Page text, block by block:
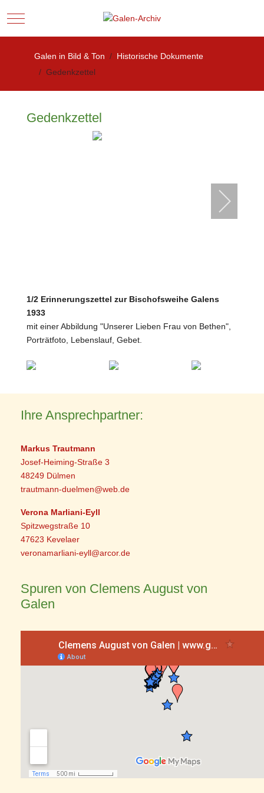
Mobile Menu Toggle
Galen in Bild & Ton
Historische Dokumente
Gedenkzettel
Gedenkzettel
1/2 Erinnerungszettel zur Bischofsweihe Galens
1933
mit einer Abbildung "Unserer Lieben Frau von Bethen",
Porträtfoto, Lebenslauf, Gebet.
Ihre Ansprechpartner:
Markus Trautmann
Josef-Heiming-Straße 3
48249 Dülmen
trautmann-duelmen@web.de
Verona Marliani-Eyll
Spitzwegstraße 10
47623 Kevelaer
veronamarliani-eyll@arcor.de
Spuren von Clemens August von
Galen